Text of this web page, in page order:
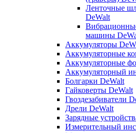
Ленточные
DeWalt
машины
Аккумуляторы
Аккумуляторные
Аккумуляторные
Аккумуляторный
Болгарки DeWalt
Гайковерты DeWalt
Гвоздезабиватели
Дрели DeWalt
Зарядные
Измерительный